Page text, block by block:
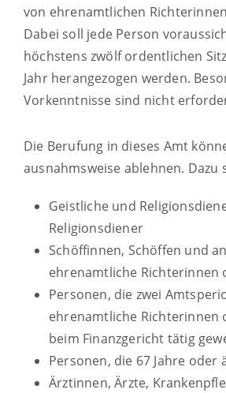
von ehrenamtlichen
Dabei soll jede Person
höchstens zwölf ordentlichen
Jahr herangezogen werden.
Vorkenntnisse sind nicht
Die Berufung in dieses Amt
ausnahmsweise ablehnen. Dazu
Geistliche und
Religionsdiener
Schöffinnen, Schöffen und
ehrenamtliche Richterinnen
Personen, die zwei
ehrenamtliche Richterinnen
beim Finanzgericht tätig
Personen, die 67 Jahre oder
Ärztinnen, Ärzte,